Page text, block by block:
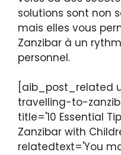
solutions sont non
mais elles vous
Zanzibar à un
personnel.
travelling-to-
title='10 Essential
Zanzibar with
relatedtext='You